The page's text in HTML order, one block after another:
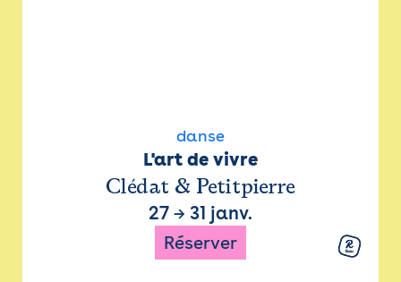
danse
L'art de vivre
Clédat & Petitpierre
27 → 31 janv.
Réserver